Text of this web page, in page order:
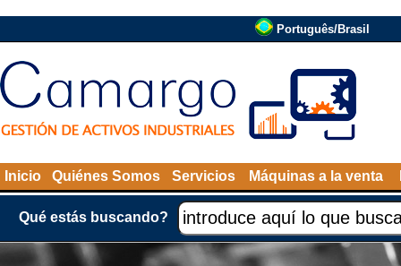
Português/Brasil
Inicio Quiénes Somos Servicios Máquinas a la venta
Qué estás buscando?